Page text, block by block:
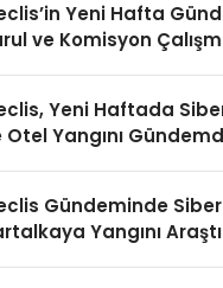
Yeni Hafta
ve Komisyon
Yeni Haftada
Otel Yangını
Gündeminde
Yangını